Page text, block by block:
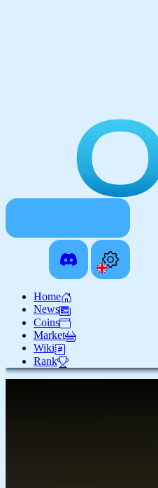
Home
News
Coins
Market
Wiki
Rank